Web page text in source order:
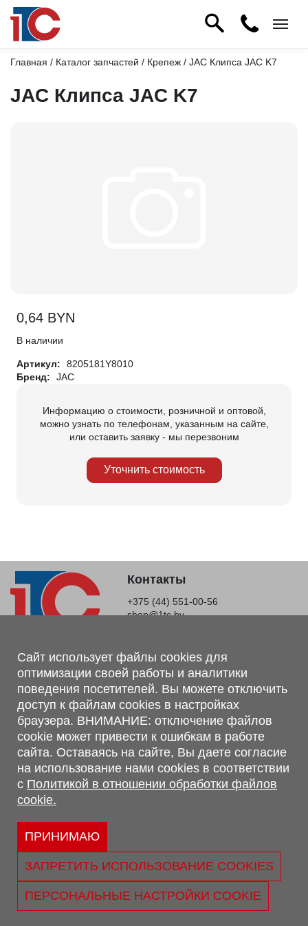
Главная / Каталог запчастей / Крепеж / JAC Клипса JAC K7
JAC Клипса JAC K7
0,64 BYN
В наличии
Артикул:
8205181Y8010
Бренд:
JAC
Информацию о стоимости, розничной и оптовой,
можно узнать по телефонам, указанным на сайте,
или оставить заявку - мы перезвоним
Уточнить стоимость
Контакты
+375 (44) 551-00-56
shop@1tc.by
Магазин, склад
г. Минск, Минский р-н, п. Привольный, ул. Мира, 20А,
223062
г. Брест, ул. Лейтенанта Рябцева, 108 В, 224701
Обращаем Ваше внимание, что вся предоставленная на сайте
информация, касающаяся комплектаций, технических
характеристик, цветовых сочетаний, а также стоимости и
сервисного обслуживания носит информационный характер и
не является публичной офертой, определяемой п.2 ст.407
Гражданского кодекса Республики Беларусь.
Политика обработки персональных данных
Политикой в отношении обработки файлов cookie.
Свидетельство о регистрации №290667530 выдано 02.02.2009
г. Администрацией Ленинского р-на г. Бреста
Сайт использует файлы cookies для
оптимизации своей работы и аналитики
поведения посетителей. Вы можете отключить
доступ к файлам cookies в настройках
браузера. ВНИМАНИЕ: отключение файлов
cookie может привести к ошибкам в работе
сайта. Оставаясь на сайте, Вы даете согласие
на использование нами cookies в соответствии
с Политикой в отношении обработки файлов
cookie.
ПРИНИМАЮ
ЗАПРЕТИТЬ ИСПОЛЬЗОВАНИЕ COOKIES
ПЕРСОНАЛЬНЫЕ НАСТРОЙКИ COOKIE